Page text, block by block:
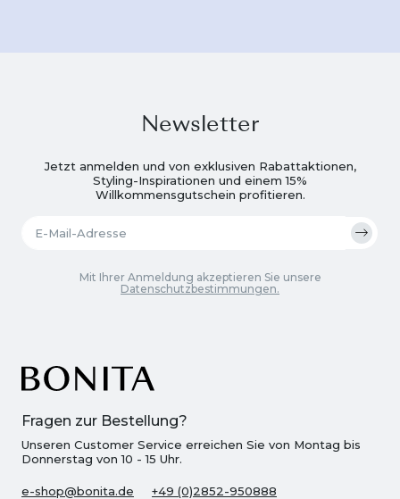
Fragen zur Bestellung?
Unseren Customer Service erreichen Sie von Montag bis
Donnerstag von 10 - 15 Uhr.
e-shop@bonita.de +49 (0)2852-950888
Newsletter
Jetzt anmelden und von exklusiven Rabattaktionen,
Styling-Inspirationen und einem 15%
Willkommensgutschein profitieren.
Mit Ihrer Anmeldung akzeptieren Sie unsere
Datenschutzbestimmungen.